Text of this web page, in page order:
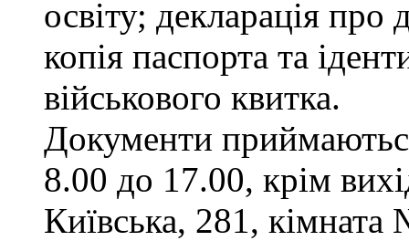
освіту; декларація
копія паспорта та
військового квитка.
Документи
8.00 до 17.00, крім
Київська, 281,